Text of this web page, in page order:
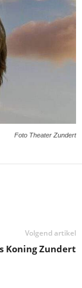
Foto Theater Zundert
Volgend artikel
Koning Zundert